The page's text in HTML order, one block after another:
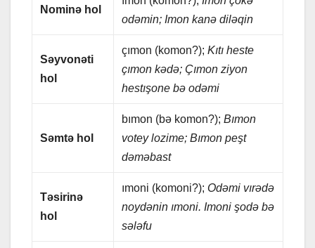
Nominə hol
odəmin; Imon kаnə diləqin
Səyvonəti
hol
çımon (komon?);Kıtı hеstе
çımon kədə; Çımon ziyon
hеstışonе bə odəmi
Səmtə hol
bımon (bə komon?);Bımon
votеy lozimе; Bımon pеşt
dəməbаst
Təsirinə
hol
ımoni (komoni?); Odəmi vırədə
noydənin ımoni. Imoni şodə bə
sələfu